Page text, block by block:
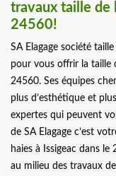
travaux taille de
24560!
SA Elagage société
pour vous offrir la taille
24560. Ses équipes
plus d’esthétique et
expertes qui peuvent
de SA Elagage c’est
haies à Issigeac dans
au milieu des travaux